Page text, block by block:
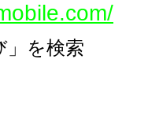
」を検索